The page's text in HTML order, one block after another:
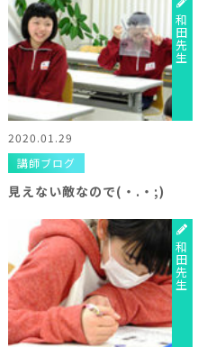
和田先生
2020.01.29
講師ブログ
見えない敵なので(・.・;)
和田先生